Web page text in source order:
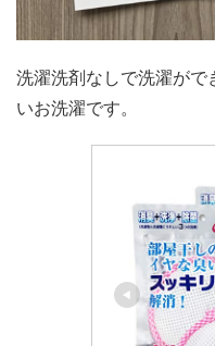
洗濯洗剤なしで洗濯がで
いお洗濯です。